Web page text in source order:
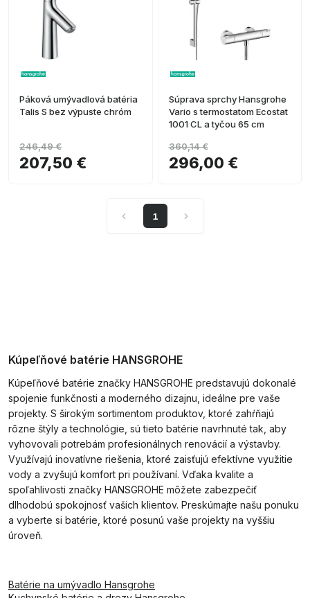
Páková umývadlová batéria
Talis S bez výpuste chróm
207,50 €
246,49 €
Súprava sprchy Hansgrohe
Vario s termostatom Ecostat
1001 CL a tyčou 65 cm
296,00 €
360,14 €
1
Kúpeľňové batérie HANSGROHE
Kúpeľňové batérie značky HANSGROHE predstavujú dokonalé
spojenie funkčnosti a moderného dizajnu, ideálne pre vaše
projekty. S širokým sortimentom produktov, ktoré zahŕňajú
rôzne štýly a technológie, sú tieto batérie navrhnuté tak, aby
vyhovovali potrebám profesionálnych renovácií a výstavby.
Využívajú inovatívne riešenia, ktoré zaisťujú efektívne využitie
vody a zvyšujú komfort pri používaní. Vďaka kvalite a
spoľahlivosti značky HANSGROHE môžete zabezpečiť
dlhodobú spokojnosť vašich klientov. Preskúmajte našu ponuku
a vyberte si batérie, ktoré posunú vaše projekty na vyššiu
úroveň.
Batérie na umývadlo Hansgrohe